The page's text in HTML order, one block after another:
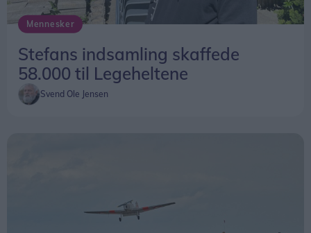
Mennesker
Stefans indsamling skaffede
58.000 til Legeheltene
Svend Ole Jensen